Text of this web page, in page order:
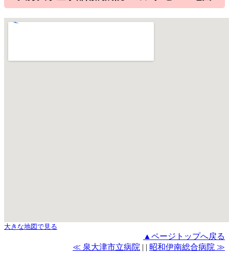
大きな地図で見る
▲ページトップへ戻る
≪ 泉大津市立病院 | | 昭和伊南総合病院 ≫